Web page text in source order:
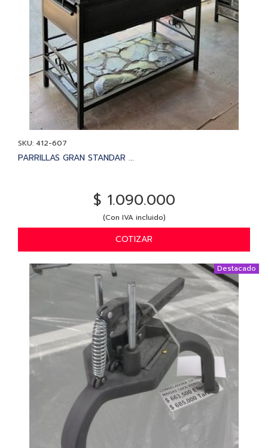
SKU: 412-607
PARRILLAS GRAN STANDAR ...
$ 1.090.000
(Con IVA incluido)
COTIZAR
Destacado